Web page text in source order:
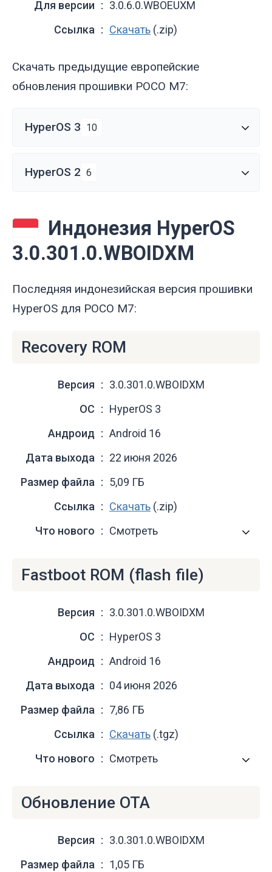
Для версии
3.0.6.0.WBOEUXM
Ссылка
Скачать (.zip)
Скачать предыдущие европейские
обновления прошивки POCO M7:
HyperOS 3 10
HyperOS 2 6
Индонезия HyperOS
3.0.301.0.WBOIDXM
Последняя индонезийская версия прошивки
HyperOS для POCO M7:
Recovery ROM
Версия
3.0.301.0.WBOIDXM
ОС
HyperOS 3
Андроид
Android 16
Дата выхода
22 июня 2026
Размер файла
5,09 ГБ
Ссылка
Скачать (.zip)
Что нового
Смотреть
Fastboot ROM (flash file)
Версия
3.0.301.0.WBOIDXM
ОС
HyperOS 3
Андроид
Android 16
Дата выхода
04 июня 2026
Размер файла
7,86 ГБ
Ссылка
Скачать (.tgz)
Что нового
Смотреть
Обновление OTA
Версия
3.0.301.0.WBOIDXM
Размер файла
1,05 ГБ